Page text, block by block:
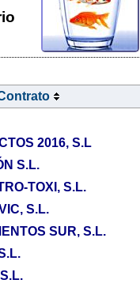
2016, S.L
S.L.
TOXI, S.L.
S.L.
SUR, S.L.